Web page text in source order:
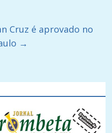
Cruz é aprovado no
→